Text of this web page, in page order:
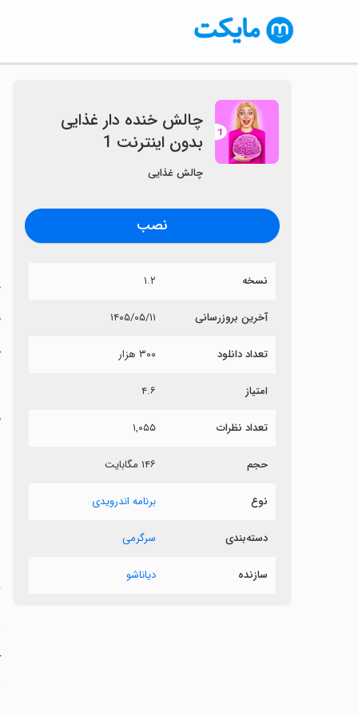
‏چالش خنده دار غذایی
بدون اینترنت 1
چالش غذایی
نصب
نسخه ۱.۲
آخرین بروزرسانی ۱۴۰۵/۰۵/۱۱
تعداد دانلود ۳۰۰ هزار
امتیاز ۴.۶
تعداد نظرات ۱,۰۵۵
حجم ۱۴۶ مگابایت
نوع برنامه اندرویدی
دسته‌بندی سرگرمی
سازنده دیاناشو